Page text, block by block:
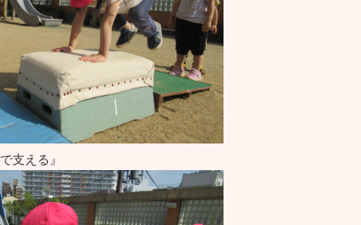
支える』